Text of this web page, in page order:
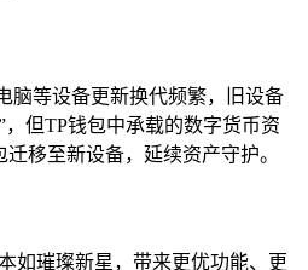
脑等设备更新换代频繁，旧设备
但TP钱包中承载的数字货币资
移至新设备，延续资产守护。
如璀璨新星，带来更优功能、更